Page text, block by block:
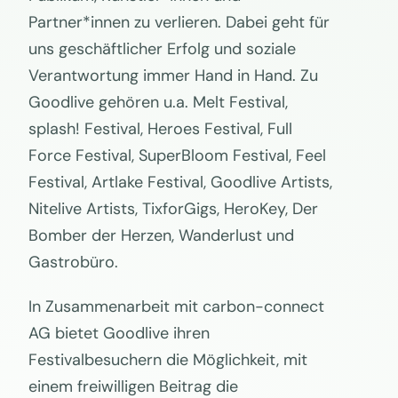
Partner*innen zu verlieren. Dabei geht für
uns geschäftlicher Erfolg und soziale
Verantwortung immer Hand in Hand. Zu
Goodlive gehören u.a. Melt Festival,
splash! Festival, Heroes Festival, Full
Force Festival, SuperBloom Festival, Feel
Festival, Artlake Festival, Goodlive Artists,
Nitelive Artists, TixforGigs, HeroKey, Der
Bomber der Herzen, Wanderlust und
Gastrobüro.
In Zusammenarbeit mit carbon-connect
AG bietet Goodlive ihren
Festivalbesuchern die Möglichkeit, mit
einem freiwilligen Beitrag die